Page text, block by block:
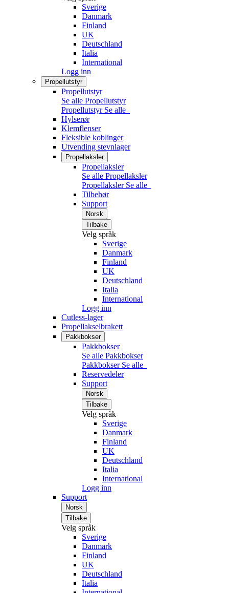
Sverige
Danmark
Finland
UK
Deutschland
Italia
International
Logg inn
Propellutstyr
Propellutstyr
Se alle Propellutstyr
Propellutstyr Se alle
Hylserør
Klemflenser
Fleksible koblinger
Utvending stevnlager
Propellaksler
Propellaksler
Se alle Propellaksler
Propellaksler Se alle
Tilbehør
Support
Norsk
Tilbake
Velg språk
Sverige
Danmark
Finland
UK
Deutschland
Italia
International
Logg inn
Cutless-lager
Propellakselbrakett
Pakkbokser
Pakkbokser
Se alle Pakkbokser
Pakkbokser Se alle
Reservedeler
Support
Norsk
Tilbake
Velg språk
Sverige
Danmark
Finland
UK
Deutschland
Italia
International
Logg inn
Support
Norsk
Tilbake
Velg språk
Sverige
Danmark
Finland
UK
Deutschland
Italia